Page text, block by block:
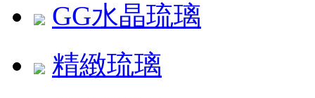
GG水晶琉璃
精緻琉璃